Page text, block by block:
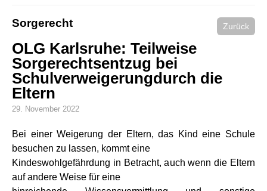
Sorgerecht Zurück
OLG Karlsruhe: Teilweise
Sorgerechtsentzug bei
Schulverweigerungdurch die
Eltern
29. November 2022
Bei einer Weigerung der Eltern, das Kind eine Schule
besuchen zu lassen, kommt eine
Kindeswohlgefährdung in Betracht, auch wenn die Eltern
auf andere Weise für eine